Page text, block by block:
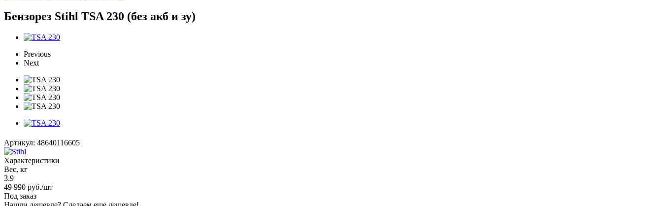
Бензорез Stihl TSA 230 (без акб и зу)
Previous
Next
Артикул: 48640116605
Характеристики
Вес, кг
3.9
49 990 руб./шт
Под заказ